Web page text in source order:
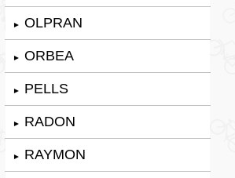
► OLPRAN
► ORBEA
► PELLS
► RADON
► RAYMON